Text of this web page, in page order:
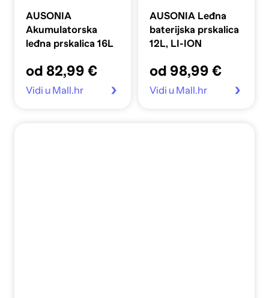
AUSONIA
Akumulatorska
leđna prskalica 16L
od 82,99 €
Vidi u Mall.hr
AUSONIA Leđna
baterijska prskalica
12L, LI-ION
od 98,99 €
Vidi u Mall.hr